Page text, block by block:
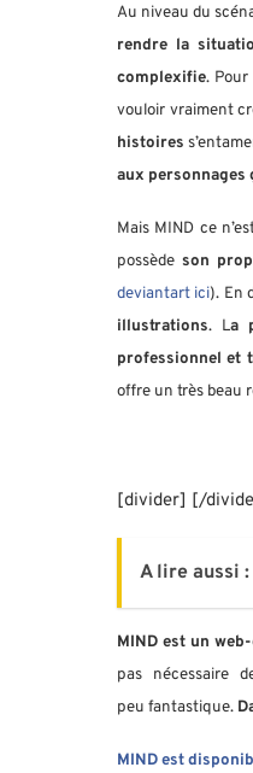
Au niveau du
rendre la
complexifie.
vouloir vraiment
histoires
aux personnages
Mais MIND ce
possèdeson
deviantart ici). En
illustrations. La
professionnel et
offre un très beau
[divider] [/
A lire aussi :
MIND est un
pas nécessaire
peu fantastique.
MIND est